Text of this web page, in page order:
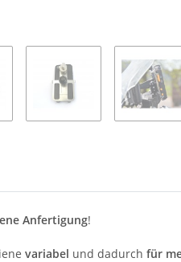
Anfertigung!
variabel und dadurch für